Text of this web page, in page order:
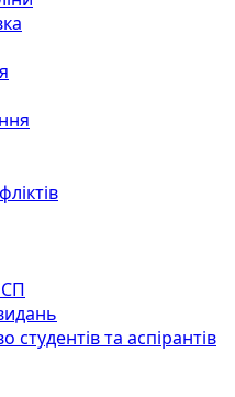
студентів та аспірантів